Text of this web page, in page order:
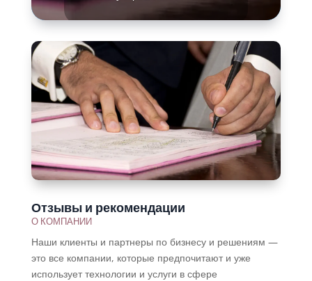
Подробнее
Отзывы и рекомендации
О КОМПАНИИ
Наши клиенты и партнеры по бизнесу и решениям —
это все компании, которые предпочитают и уже
использует технологии и услуги в сфере